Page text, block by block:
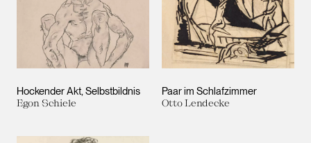
Hockender Akt, Selbstbildnis
Egon Schiele
Paar im Schlafzimmer
Otto Lendecke